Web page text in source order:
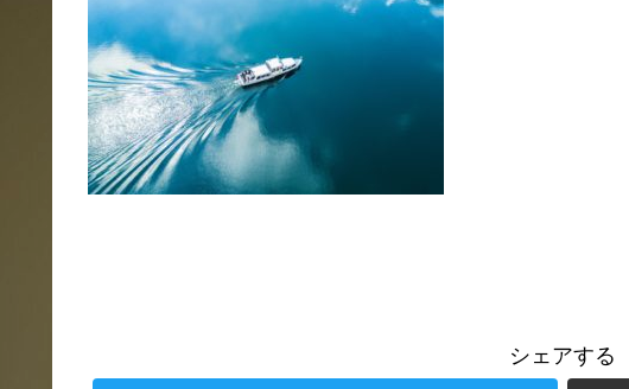
シェアする